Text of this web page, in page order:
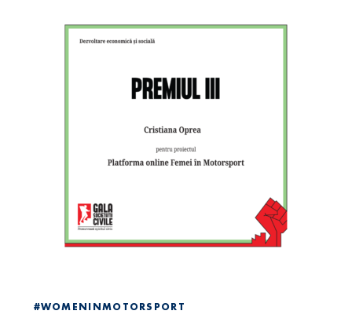
#WOMENINMOTORSPORT